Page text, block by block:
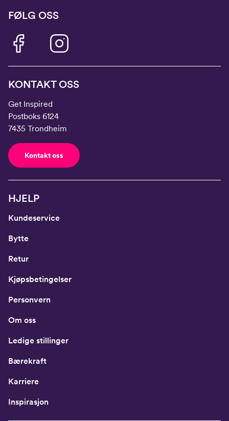
FØLG OSS
KONTAKT OSS
Get Inspired
Postboks 6124
7435 Trondheim
Kontakt oss
HJELP
Kundeservice
Bytte
Retur
Kjøpsbetingelser
Personvern
Om oss
Ledige stillinger
Bærekraft
Karriere
Inspirasjon